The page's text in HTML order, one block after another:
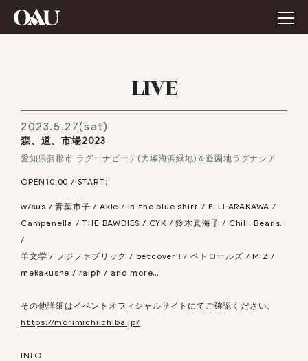
LIVE
2023.5.27(sat)
森、道、市場2023
愛知県蒲郡市 ラグーナビーチ(大塚海浜緑地)＆遊園地ラグナシア
OPEN10:00 / START:
w/aus / 青葉市子 / Akie / in the blue shirt / ELLI ARAKAWA /
Campanella / THE BAWDIES / CYK / 鈴木真海子 / Chilli Beans.
/
羊文学 / フジファブリック / betcover!! / ペトロールズ / MIZ /
mekakushe / ralph / and more…
その他詳細はイベントオフィシャルサイトにてご確認ください。
https://morimichiichiba.jp/
INFO